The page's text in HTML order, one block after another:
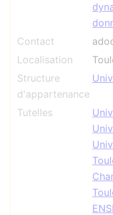
Contact
Localisation
Structure
d'appartenance
Tutelles